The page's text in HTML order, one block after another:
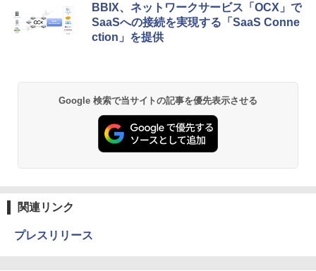
BBIX、ネットワークサービス「OCX」で
SaaSへの接続を実現する「SaaS Conne
ction」を提供
Google 検索で当サイトの記事を優先表示させる
関連リンク
プレスリリース